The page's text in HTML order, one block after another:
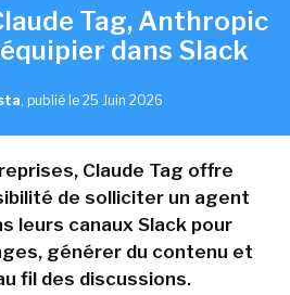
Tag, Anthropic
dans Slack
, publié le 25 Juin 2026
Claude Tag offre
de solliciter un agent
leurs canaux Slack pour
générer du contenu et
fil des discussions.